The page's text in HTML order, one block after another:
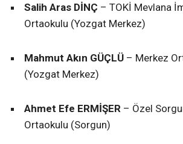
Salih Aras DİNÇ – TOKİ Mevlana
Ortaokulu (Yozgat Merkez)
Mahmut Akın GÜÇLÜ – Merkez
(Yozgat Merkez)
Ahmet Efe ERMİŞER – Özel
Ortaokulu (Sorgun)